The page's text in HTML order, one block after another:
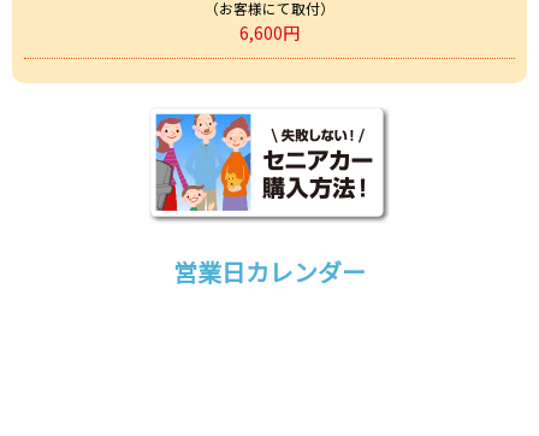
（お客様にて取付）
6,600円
営業日カレンダー